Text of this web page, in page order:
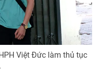
video
Thể thao
sản
Việt Đức làm thủ tục